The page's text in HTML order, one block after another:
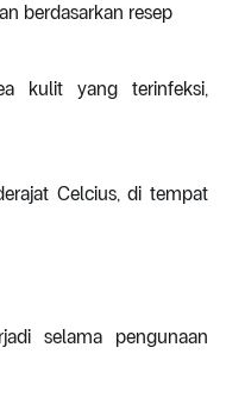
berdasarkan resep
kulit yang terinfeksi,
Celcius, di tempat
selama pengunaan